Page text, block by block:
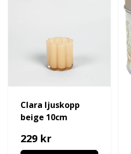
Clara ljuskopp
beige 10cm
229 kr